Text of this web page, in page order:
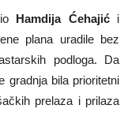
Hamdija Ćehajići
plana uradile bez
podloga. Da
gradnja bila prioritetni
prelaza i prilaza